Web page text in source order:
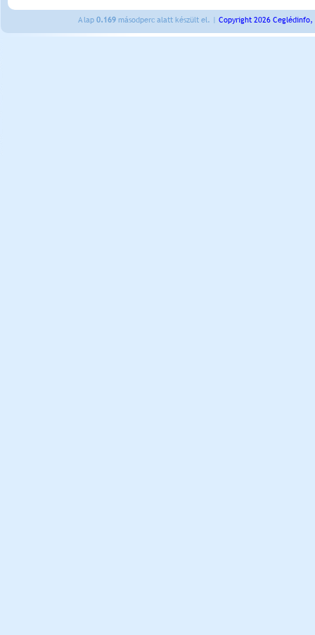
A lap 0.169 másodperc alatt készült el. | Copyright 2026